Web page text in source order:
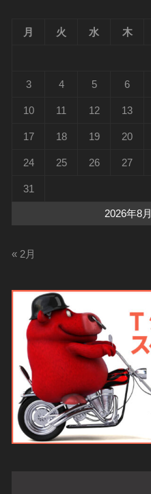
2026年8月
月 火 水 木
3 4 5 6
10 11 12 13
17 18 19 20
24 25 26 27
31
« 2月